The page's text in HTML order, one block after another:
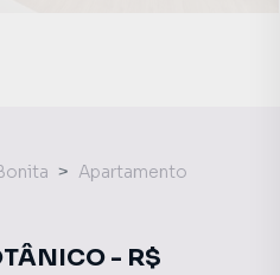
Apartamento
- R$